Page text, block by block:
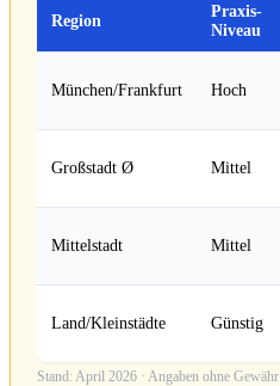
Region
Praxis-
Niveau
München/Frankfurt Hoch
Großstadt Ø Mittel
Mittelstadt Mittel
Land/Kleinstädte Günstig
Stand: April 2026 · Angaben ohne Gewähr